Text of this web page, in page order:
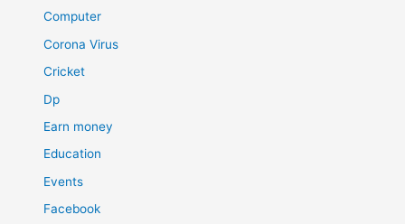
Computer
Corona Virus
Cricket
Dp
Earn money
Education
Events
Facebook